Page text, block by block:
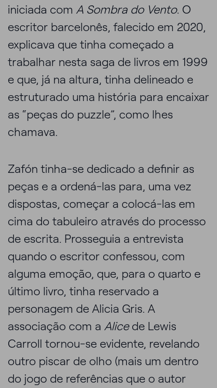
iniciada com A Sombra do Vento. O
escritor barcelonês, falecido em 2020,
explicava que tinha começado a
trabalhar nesta saga de livros em 1999
e que, já na altura, tinha delineado e
estruturado uma história para encaixar
as “peças do puzzle”, como lhes
chamava.
Zafón tinha-se dedicado a definir as
peças e a ordená-las para, uma vez
dispostas, começar a colocá-las em
cima do tabuleiro através do processo
de escrita. Prosseguia a entrevista
quando o escritor confessou, com
alguma emoção, que, para o quarto e
último livro, tinha reservado a
personagem de Alicia Gris. A
associação com a Alicede Lewis
Carroll tornou-se evidente, revelando
outro piscar de olho (mais um dentro
do jogo de referências que o autor